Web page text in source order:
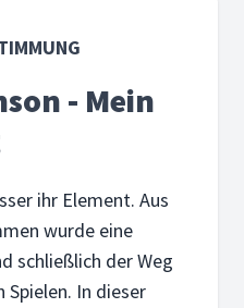
- Mein
ihr Element. Aus
wurde eine
schließlich der Weg
Spielen. In dieser